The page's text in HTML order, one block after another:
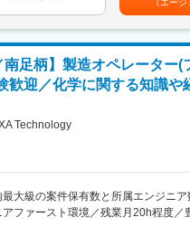
範囲：会社の定める業務
。
の方のご活躍事例：
ベテランまで多くのエンジニアが所
経験からエンジニアとして活躍して
装部品の試験評価プロジェクトに配
ンジニアを目指して電験三種を勉強
ル店舗運営からエンジニアに：
ニアとして活躍中。
南足柄】製造オペレーター(
歓迎／化学に関する知識や
Technology
最大級の案件保有数と所属エンジニ
アファースト環境／残業月20h程度／